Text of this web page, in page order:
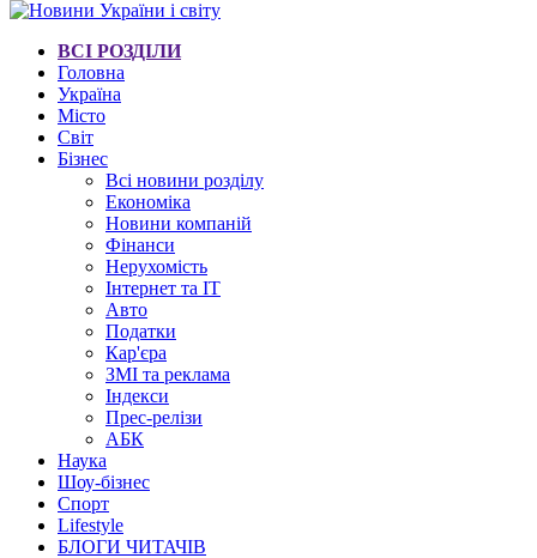
ВСІ РОЗДІЛИ
Головна
Україна
Місто
Світ
Бізнес
Всі новини розділу
Економіка
Новини компаній
Фінанси
Нерухомість
Інтернет та IT
Авто
Податки
Кар'єра
ЗМІ та реклама
Індекси
Прес-релізи
АБК
Наука
Шоу-бізнес
Спорт
Lifestyle
БЛОГИ ЧИТАЧІВ